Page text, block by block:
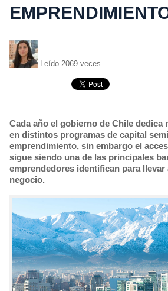
Leído 2069 veces
Cada año el gobierno de Chile dedica
en distintos programas de capital
emprendimiento, sin embargo el
sigue siendo una de las principales
emprendedores identifican para llevar
negocio.